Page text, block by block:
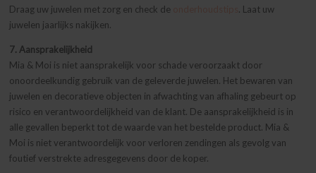
Draag uw juwelen met zorg en check de
. Laat uw
juwelen jaarlijks nakijken.
7. Aansprakelijkheid
Mia & Moi is niet aansprakelijk voor schade veroorzaakt door
onoordeelkundig gebruik van de geleverde juwelen. Het bewaren van
juwelen en decoratieve objecten in afwachting van afhaling gebeurt op
risico en verantwoordelijkheid van de klant. De aansprakelijkheid is in
alle gevallen beperkt tot de waarde van het bestelde product. Mia &
Moi is niet verantwoordelijk voor verloren zendingen als gevolg van
foutief verstrekte adresgegevens door de koper.